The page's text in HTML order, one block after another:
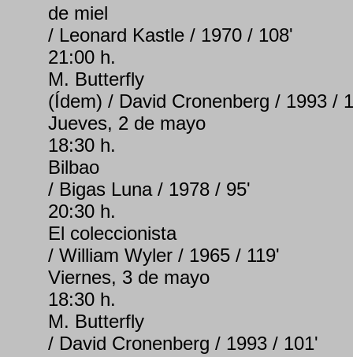
de miel
/ Leonard Kastle / 1970 / 108'
21:00 h.
M. Butterfly
(Ídem) / David Cronenberg / 1993 /
Jueves, 2 de mayo
18:30 h.
Bilbao
/ Bigas Luna / 1978 / 95'
20:30 h.
El coleccionista
/ William Wyler / 1965 / 119'
Viernes, 3 de mayo
18:30 h.
M. Butterfly
/ David Cronenberg / 1993 / 101'